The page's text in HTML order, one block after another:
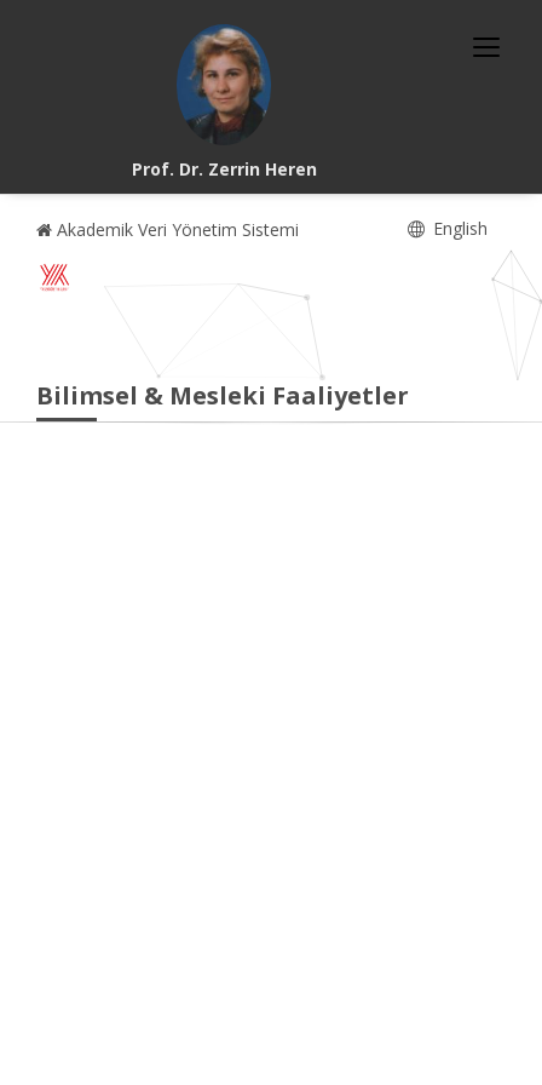
Prof. Dr. Zerrin Heren
Akademik Veri Yönetim Sistemi English
Bilimsel & Mesleki Faaliyetler